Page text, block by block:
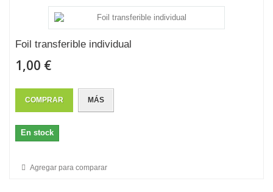
Foil transferible individual
1,00 €
COMPRAR MÁS
En stock
Agregar para comparar